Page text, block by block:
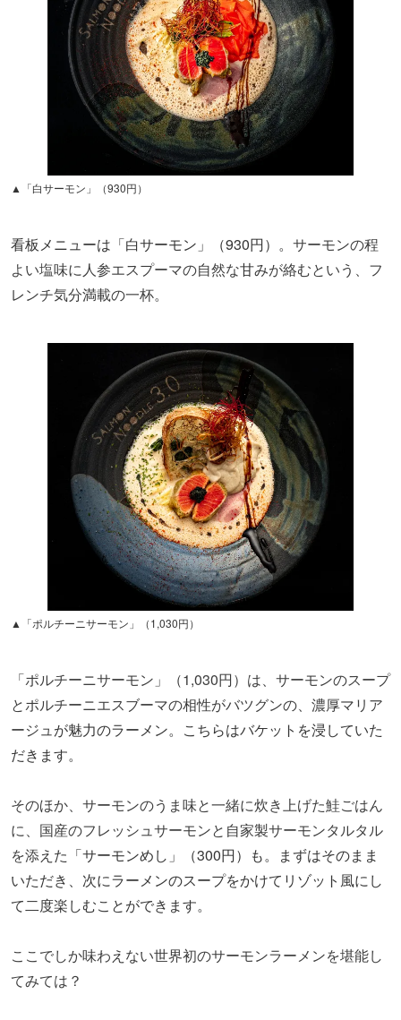
▲「白サーモン」（930円）
看板メニューは「白サーモン」（930円）。 サーモンの程
よい塩味に人参エスプーマの自然な甘みが絡むという、フ
レンチ気分満載の一杯。
▲「ポルチーニサーモン」（1,030円）
「ポルチーニサーモン」（1,030円）は、サーモンのスープ
とポルチーニエスブーマの相性がバツグンの、濃厚マリア
ージュが魅力のラーメン。こちらはバケットを浸していた
だきます。
そのほか、サーモンのうま味と一緒に炊き上げた鮭ごはん
に、国産のフレッシュサーモンと自家製サーモンタルタル
を添え た「サーモンめし」（300円）も。まずはそのまま
いただき、次にラーメンのスープをかけてリゾット風にし
て二度楽しむことができます。
ここでしか味わえない世界初のサーモンラーメンを堪能し
てみては？